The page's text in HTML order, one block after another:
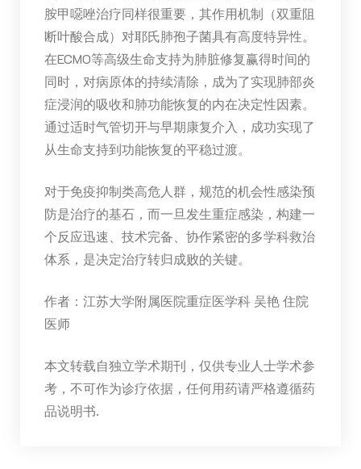
胺甲噁唑治疗同样很重要，其作用机制（双重阻
断叶酸合成）对耶氏肺孢子菌具有高度特异性。
在ECMO等高级生命支持为肺脏修复赢得时间的
同时，对病原体的持续清除，成为了实现肺部炎
症浸润的吸收和肺功能恢复的内在决定性因素。
通过适时气管切开与早期康复介入，成功实现了
从生命支持到功能恢复的平稳过渡。
对于免疫抑制类高危人群，规范的机会性感染预
防是治疗的基石，而一旦发生重症感染，构建一
个反应迅速、技术完备、协作紧密的多学科救治
体系，是决定治疗转归成败的关键。
作者：江苏大学附属医院重症医学科 吴艳 住院
医师
本文转载自独立学术期刊，仅供专业人士学术参
考，不可作为诊疗依据，任何用药请严格遵循药
品说明书.